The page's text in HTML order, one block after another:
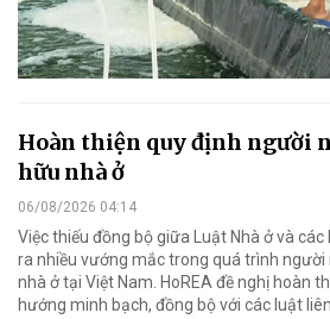
Hoàn thiện quy định người
hữu nhà ở
06/08/2026 04:14
Việc thiếu đồng bộ giữa Luật Nhà ở và
ra nhiều vướng mắc trong quá trình
nhà ở tại Việt Nam. HoREA đề nghị hoàn
hướng minh bạch, đồng bộ với các luật